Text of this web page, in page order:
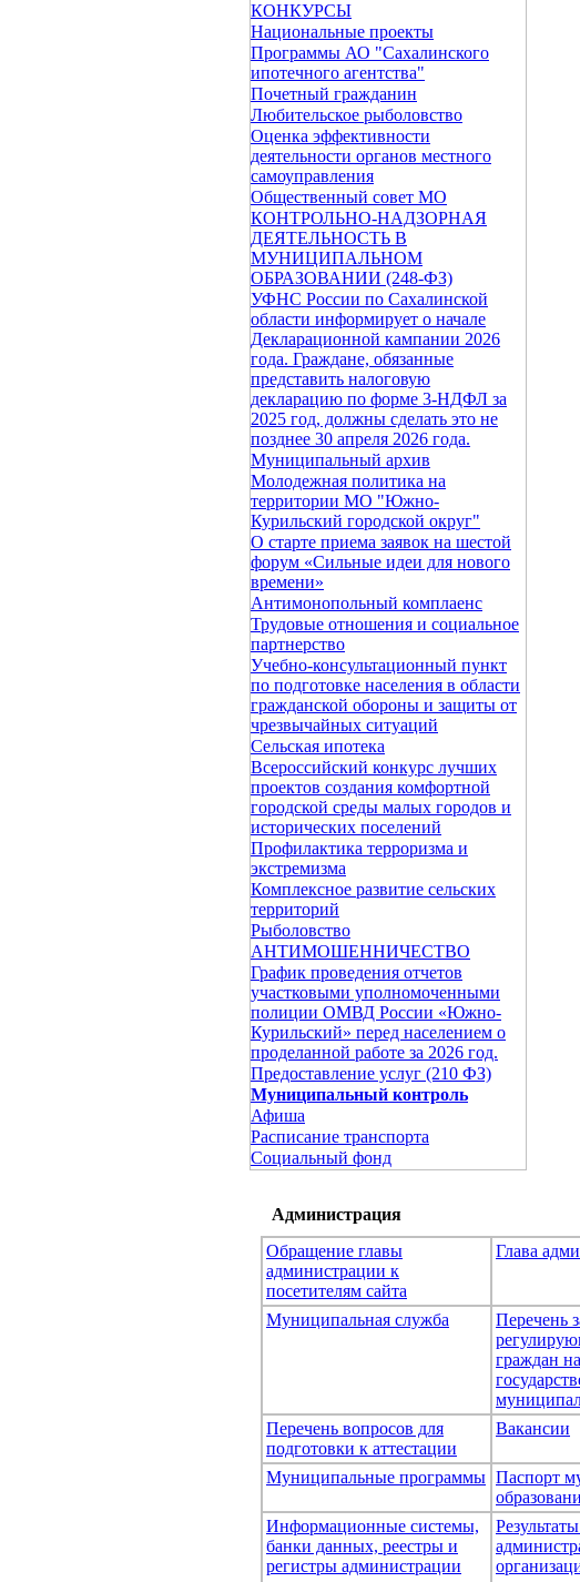
КОНКУРСЫ
Национальные проекты
Программы АО "Сахалинского
ипотечного агентства"
Почетный гражданин
Любительское рыболовство
Оценка эффективности
деятельности органов местного
самоуправления
Общественный совет МО
КОНТРОЛЬНО-НАДЗОРНАЯ
ДЕЯТЕЛЬНОСТЬ В
МУНИЦИПАЛЬНОМ
ОБРАЗОВАНИИ (248-ФЗ)
УФНС России по Сахалинской
области информирует о начале
Декларационной кампании 2026
года. Граждане, обязанные
представить налоговую
декларацию по форме 3-НДФЛ за
2025 год, должны сделать это не
позднее 30 апреля 2026 года.
Муниципальный архив
Молодежная политика на
территории МО "Южно-
Курильский городской округ"
О старте приема заявок на шестой
форум «Сильные идеи для нового
времени»
Антимонопольный комплаенс
Трудовые отношения и социальное
партнерство
Учебно-консультационный пункт
по подготовке населения в области
гражданской обороны и защиты от
чрезвычайных ситуаций
Сельская ипотека
Всероссийский конкурс лучших
проектов создания комфортной
городской среды малых городов и
исторических поселений
Профилактика терроризма и
экстремизма
Комплексное развитие сельских
территорий
Рыболовство
АНТИМОШЕННИЧЕСТВО
График проведения отчетов
участковыми уполномоченными
полиции ОМВД России «Южно-
Курильский» перед населением о
проделанной работе за 2026 год.
Предоставление услуг (210 ФЗ)
Муниципальный контроль
Афиша
Расписание транспорта
Социальный фонд
Администрация
Обращение главы
администрации к
посетителям сайта
Глава
Муниципальная служба
Перечень
граждан на
Перечень вопросов для
подготовки к аттестации
Вакансии
Муниципальные программы Паспорт
Информационные системы,
банки данных, реестры и
регистры администрации